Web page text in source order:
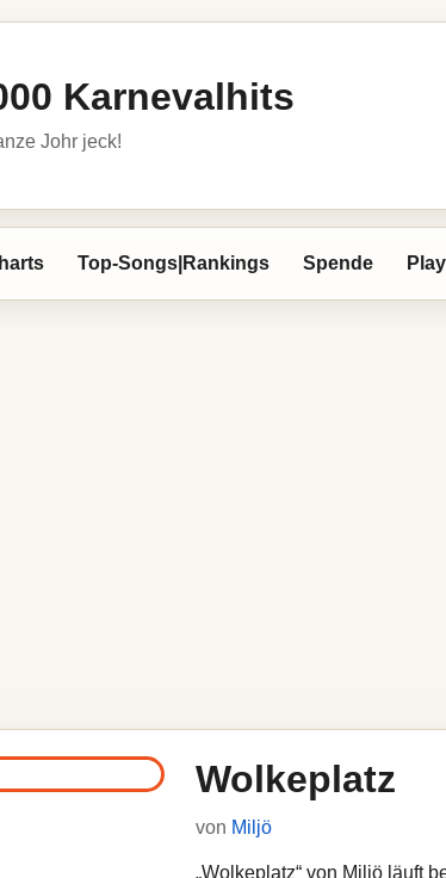
Karnevalhits
Johr jeck!
Top-Songs|Rankings Spende
Wolkeplatz
von Miljö
„Wolkeplatz“ von Miljö läuft